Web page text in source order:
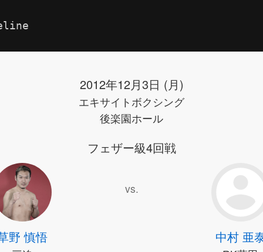
2012年12月3日 (月)
エキサイトボクシング
後楽園ホール
フェザー級4回戦
野 慎悟
vs.
中村 亜